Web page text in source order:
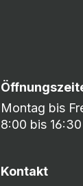
Montag bis
8:00 bis
Kontakt